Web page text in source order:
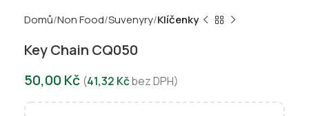
Domů Non Food Suvenyry Klíčenky
Key Chain CQ050
50,00 Kč (41,32 Kčbez DPH)